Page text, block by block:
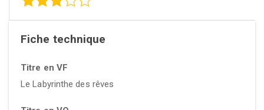
Fiche technique
Titre en VF
Le Labyrinthe des rêves